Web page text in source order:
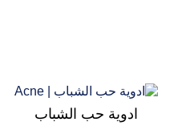
ادوية حب الشباب